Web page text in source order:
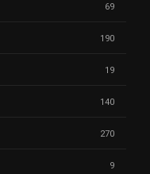
69
190
19
140
270
9